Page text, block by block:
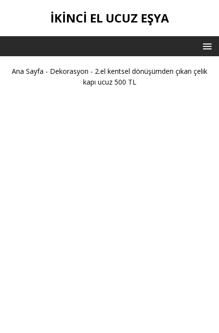
İKİNCİ EL UCUZ EŞYA
Ana Sayfa - Dekorasyon - 2.el kentsel dönüşümden çıkan çelik
kapı ucuz 500 TL